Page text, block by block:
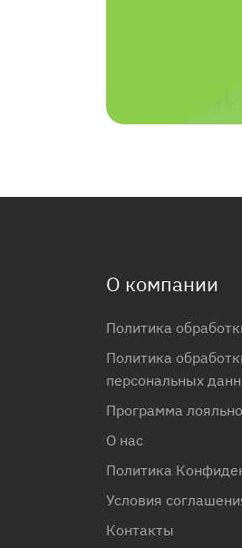
О компании
Политика
Политика
персональных
Программа
О нас
Политика
Условия
Контакты